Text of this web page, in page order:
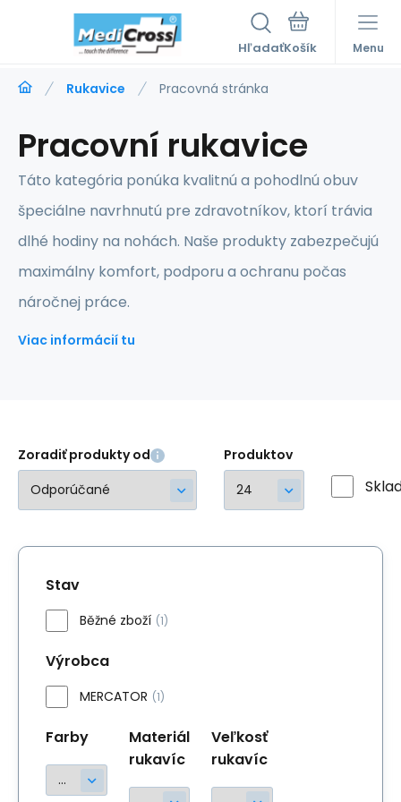
Hľadať Menu
Rukavice Pracovná stránka
Pracovní rukavice
Táto kategória ponúka kvalitnú a pohodlnú obuv
špeciálne navrhnutú pre zdravotníkov, ktorí trávia
dlhé hodiny na nohách. Naše produkty zabezpečujú
maximálny komfort, podporu a ochranu počas
náročnej práce.
Viac informácií tu
Zoradiť produkty od Produktov
Stav
Běžné zboží (1)
Výrobca
MERCATOR (1)
Farby
Materiál
rukavíc
Veľkosť
rukavíc